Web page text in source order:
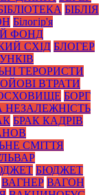
БІБЛІЯ
Білогір'я
ФОНД
СХІД БЛОГЕР
ТЕРОРИСТИ
ВТРАТИ
БОРГ
НЕЗАЛЕЖНІСТЬ
БРАК КАДРІВ
СМІТТЯ
БЮДЖЕТ
ВАГНЕР ВАГОН